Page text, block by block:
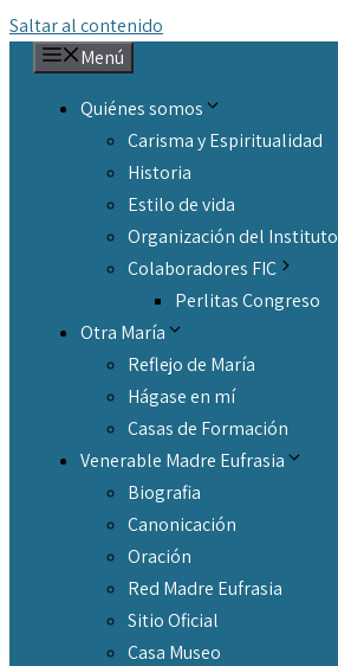
Saltar al contenido
Menú
Quiénes somos
Carisma y Espiritualidad
Historia
Estilo de vida
Organización del Instituto
Colaboradores FIC
Perlitas Congreso
Otra María
Reflejo de María
Hágase en mí
Casas de Formación
Venerable Madre Eufrasia
Biografia
Canonicación
Oración
Red Madre Eufrasia
Sitio Oficial
Casa Museo